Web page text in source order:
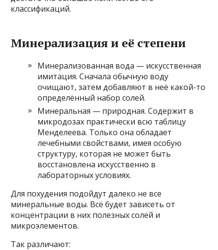
классификаций.
Минерализация и её степени
Минерализованная вода — искусственная
имитация. Сначала обычную воду
очищают, затем добавляют в неё какой-то
определённый набор солей.
Минеральная — природная. Содержит в
микродозах практически всю таблицу
Менделеева. Только она обладает
лечебными свойствами, имея особую
структуру, которая не может быть
восстановлена искусственно в
лабораторных условиях.
Для похудения подойдут далеко не все
минеральные воды. Всё будет зависеть от
концентрации в них полезных солей и
микроэлементов.
Так различают: